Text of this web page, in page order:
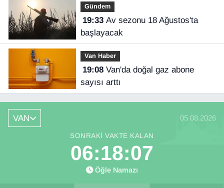
Gündem
19:33Av sezonu 18 Ağustos'ta
başlayacak
Van Haber
19:08Van'da doğal gaz abone
sayısı arttı
VAN 05.08.2026
SONRAKI VAKTE KALAN
06:18:06
Öğle Namazı